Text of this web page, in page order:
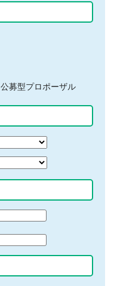
公募型プロポーザル